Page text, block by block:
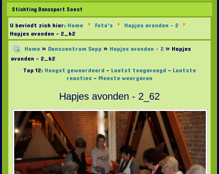
Stichting Danssport Soest
U bevindt zich hier: Home Foto's Hapjes avonden - 2
Hapjes avonden - 2_62
Home» Danscentrum Sepp » Hapjes avonden - 2» Hapjes
avonden - 2_62
Top 12: Hoogst gewaardeerd - Laatst toegevoegd - Laatste
reacties - Meeste weergaven
Hapjes avonden - 2_62